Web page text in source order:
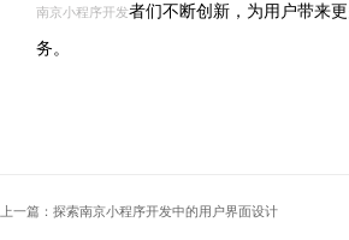
南京小程序开发者们不断创新，为用户带来
务。
上一篇：探索南京小程序开发中的用户界面设计